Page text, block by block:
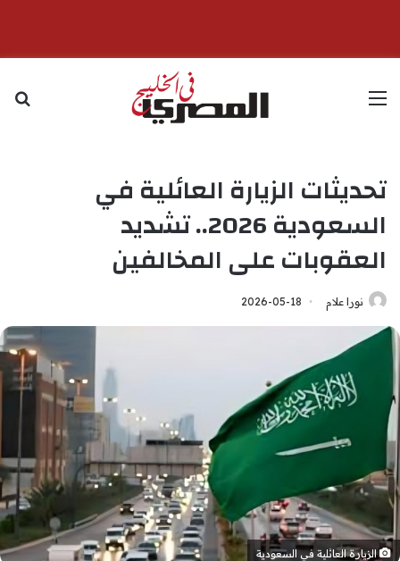
القائمة
تحديثات الزيارة العائلية في
السعودية 2026.. تشديد
العقوبات على المخالفين
نورا علام 2026-05-18
الزيارة العائلية في السعودية